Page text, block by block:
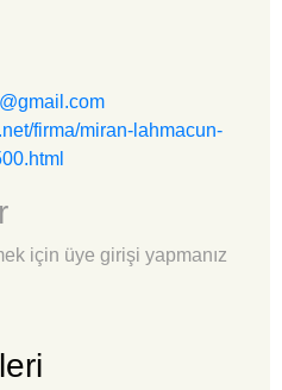
firma/miran-lahmacun-
için üye girişi yapmanız